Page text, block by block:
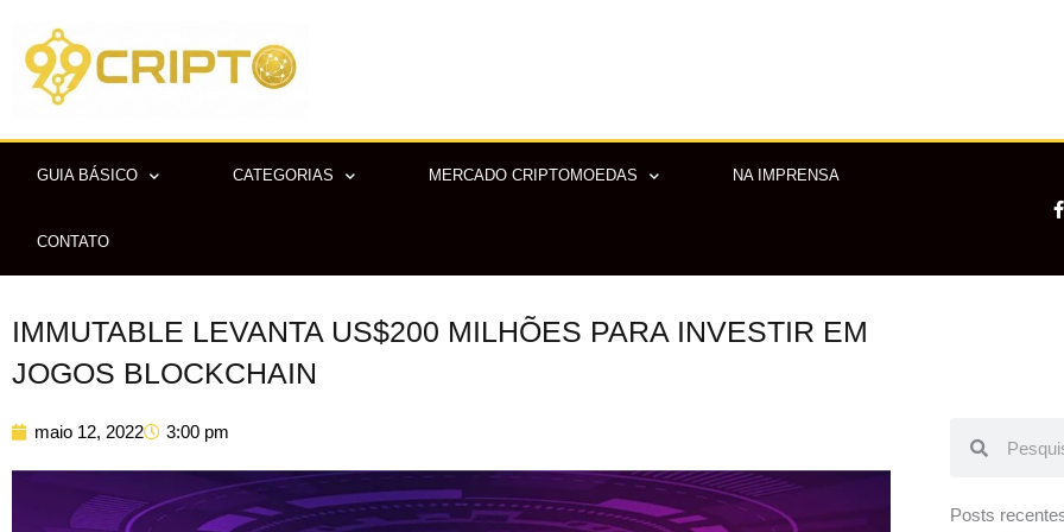
para
conteúdo
GUIA BÁSICO CATEGORIAS MERCADO CRIPTOMOEDAS NA IMPRENSA
CONTATO
F
a
IMMUTABLE LEVANTA US$200 MILHÕES PARA INVESTIR EM
JOGOS BLOCKCHAIN
maio 12, 2022 3:00 pm
Posts